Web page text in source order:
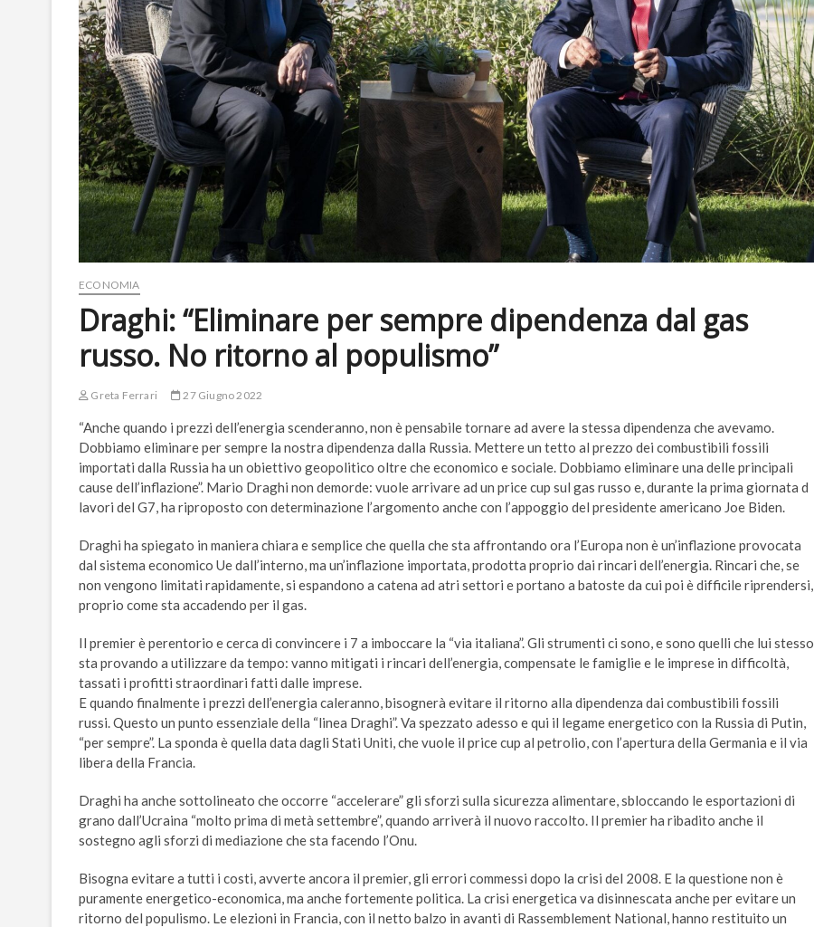
ECONOMIA
Draghi: “Eliminare per sempre dipendenza dal gas
russo. No ritorno al populismo”
Greta Ferrari 27 Giugno 2022
“Anche quando i prezzi dell’energia scenderanno, non è pensabile tornare ad avere la stessa dipendenza che avevamo.
Dobbiamo eliminare per sempre la nostra dipendenza dalla Russia. Mettere un tetto al prezzo dei combustibili fossili
importati dalla Russia ha un obiettivo geopolitico oltre che economico e sociale. Dobbiamo eliminare una delle principali
cause dell’inflazione”. Mario Draghi non demorde: vuole arrivare ad un price cup sul gas russo e, durante la prima giornata d
lavori del G7, ha riproposto con determinazione l’argomento anche con l’appoggio del presidente americano Joe Biden.
Draghi ha spiegato in maniera chiara e semplice che quella che sta affrontando ora l’Europa non è un’inflazione provocata
dal sistema economico Ue dall’interno, ma un’inflazione importata, prodotta proprio dai rincari dell’energia. Rincari che, se
non vengono limitati rapidamente, si espandono a catena ad atri settori e portano a batoste da cui poi è difficile riprendersi,
proprio come sta accadendo per il gas.
Il premier è perentorio e cerca di convincere i 7 a imboccare la “via italiana”. Gli strumenti ci sono, e sono quelli che lui stesso
sta provando a utilizzare da tempo: vanno mitigati i rincari dell’energia, compensate le famiglie e le imprese in difficoltà,
tassati i profitti straordinari fatti dalle imprese.
E quando finalmente i prezzi dell’energia caleranno, bisognerà evitare il ritorno alla dipendenza dai combustibili fossili
russi. Questo un punto essenziale della “linea Draghi”. Va spezzato adesso e qui il legame energetico con la Russia di Putin,
“per sempre”. La sponda è quella data dagli Stati Uniti, che vuole il price cup al petrolio, con l’apertura della Germania e il via
libera della Francia.
Draghi ha anche sottolineato che occorre “accelerare” gli sforzi sulla sicurezza alimentare, sbloccando le esportazioni di
grano dall’Ucraina “molto prima di metà settembre”, quando arriverà il nuovo raccolto. Il premier ha ribadito anche il
sostegno agli sforzi di mediazione che sta facendo l’Onu.
Bisogna evitare a tutti i costi, avverte ancora il premier, gli errori commessi dopo la crisi del 2008. E la questione non è
puramente energetico-economica, ma anche fortemente politica. La crisi energetica va disinnescata anche per evitare un
ritorno del populismo. Le elezioni in Francia, con il netto balzo in avanti di Rassemblement National, hanno restituito un